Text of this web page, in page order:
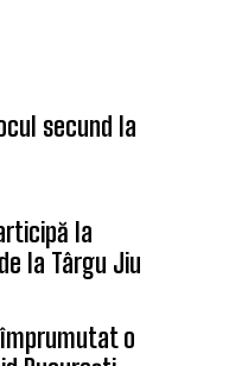
secund la
la
la Târgu Jiu
o